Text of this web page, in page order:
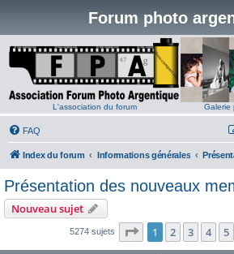
Forum photo
L'association du forum Galerie
FAQ
Index du forum Informations générales
Présentation des nouveaux
Nouveau sujet
5274 sujets Page 1sur211
1 2 3 4 5